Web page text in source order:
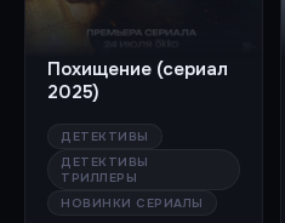
Похищение (сериал
2025)
ДЕТЕКТИВЫ
ДЕТЕКТИВЫ
ТРИЛЛЕРЫ
НОВИНКИ СЕРИАЛЫ